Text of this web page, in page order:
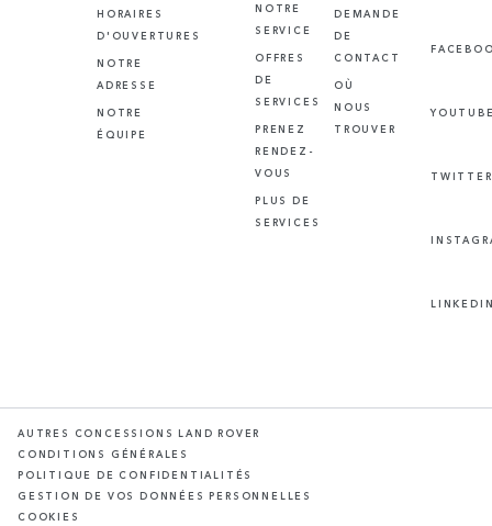
HORAIRES
D'OUVERTURES
NOTRE
ADRESSE
NOTRE
ÉQUIPE
NOTRE
SERVICE
OFFRES
DE
SERVICES
PRENEZ
RENDEZ-
VOUS
PLUS DE
SERVICES
DEMANDE
DE
CONTACT
OÙ
NOUS
TROUVER
TWITTER
AUTRES CONCESSIONS LAND ROVER
CONDITIONS GÉNÉRALES
POLITIQUE DE CONFIDENTIALITÉS
GESTION DE VOS DONNÉES PERSONNELLES
COOKIES